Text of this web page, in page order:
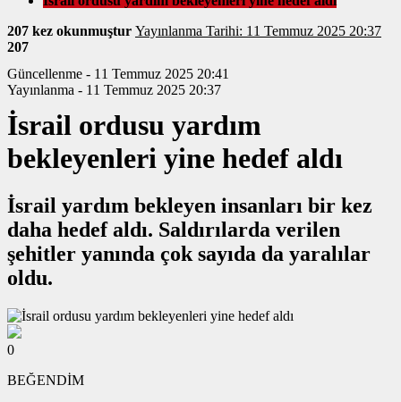
207 kez okunmuştur
Yayınlanma Tarihi: 11 Temmuz 2025 20:37
207
Güncellenme - 11 Temmuz 2025 20:41
Yayınlanma - 11 Temmuz 2025 20:37
İsrail ordusu yardım
bekleyenleri yine hedef aldı
İsrail yardım bekleyen insanları bir kez
daha hedef aldı. Saldırılarda verilen
şehitler yanında çok sayıda da yaralılar
oldu.
0
BEĞENDİM